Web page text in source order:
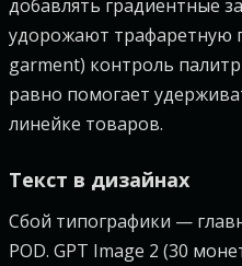
добавлять градиентные
удорожают трафаретную
garment) контроль
равно помогает
линейке товаров.
Текст в дизайнах
Сбой типографики —
POD. GPT Image 2 (30